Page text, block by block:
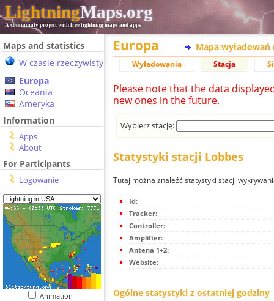
LightningMaps.org
A community project with free lightning maps and apps
Maps and statistics
W czasie rzeczywistym
Europa
Oceania
Ameryka
Information
Apps
About
For Participants
Logowanie
Animation
Europa Mapa wyładowań
Wyładowania Stacja
Please note that the data
new ones in the future.
Wybierz stację:
Statystyki stacji Lobbes
Tutaj można znaleźć statystyki stacji
Id:
Tracker:
Controller:
Amplifier:
Antena 1+2:
Website:
Ogólne statystyki z ostatniej godziny